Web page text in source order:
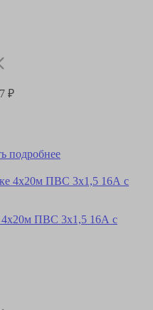
₽
подробнее
4х20м ПВС 3х1,5 16А с